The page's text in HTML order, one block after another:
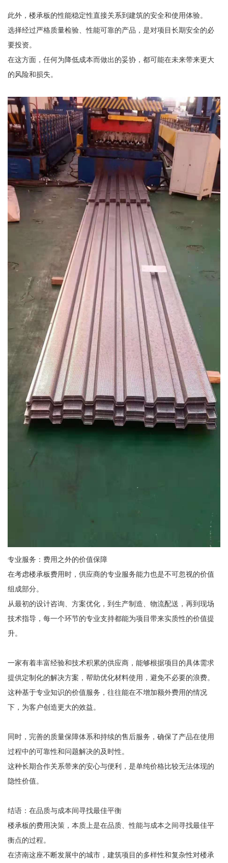
此外，楼承板的性能稳定性直接关系到建筑的安全和使用体验。
选择经过严格质量检验、性能可靠的产品，是对项目长期安全的必
要投资。
在这方面，任何为降低成本而做出的妥协，都可能在未来带来更大
的风险和损失。
专业服务：费用之外的价值保障
在考虑楼承板费用时，供应商的专业服务能力也是不可忽视的价值
组成部分。
从最初的设计咨询、方案优化，到生产制造、物流配送，再到现场
技术指导，每一个环节的专业支持都能为项目带来实质性的价值提
升。
一家有着丰富经验和技术积累的供应商，能够根据项目的具体需求
提供定制化的解决方案，帮助优化材料使用，避免不必要的浪费。
这种基于专业知识的价值服务，往往能在不增加额外费用的情况
下，为客户创造更大的效益。
同时，完善的质量保障体系和持续的售后服务，确保了产品在使用
过程中的可靠性和问题解决的及时性。
这种长期合作关系带来的安心与便利，是单纯价格比较无法体现的
隐性价值。
结语：在品质与成本间寻找最佳平衡
楼承板的费用决策，本质上是在品质、性能与成本之间寻找最佳平
衡点的过程。
在济南这座不断发展中的城市，建筑项目的多样性和复杂性对楼承